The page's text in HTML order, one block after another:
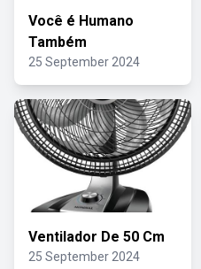
Você é Humano
Também
25 September 2024
Ventilador De 50 Cm
25 September 2024